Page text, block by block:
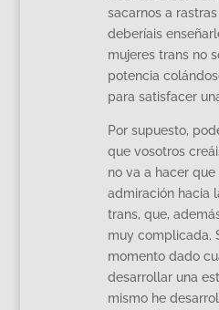
sacarnos a
deberíais
mujeres trans no
potencia
para satisfacer
Por supuesto,
que vosotros
no va a hacer
admiración hacia
trans, que,
muy complicada.
momento dado
desarrollar una
mismo he